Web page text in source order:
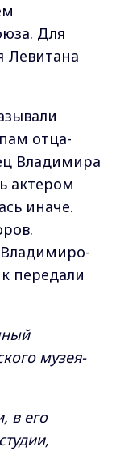
Для
Левитана
отца-
Владимира
актером
иначе.
Владимиро-
передали
музея-
в его